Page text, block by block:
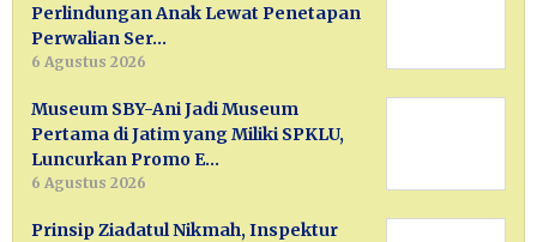
Perlindungan Anak Lewat Penetapan
Perwalian Ser…
6 Agustus 2026
Museum SBY-Ani Jadi Museum
Pertama di Jatim yang Miliki SPKLU,
Luncurkan Promo E…
6 Agustus 2026
Prinsip Ziadatul Nikmah, Inspektur